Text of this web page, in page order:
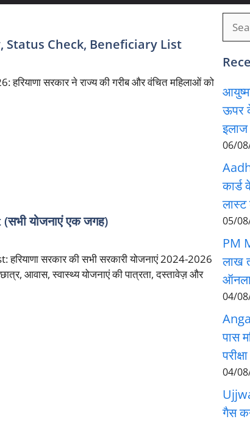
Status Check, Beneficiary List
सरकार ने राज्य की गरीब और वंचित महिलाओं को
योजनाएं एक जगह)
सरकार की सभी सरकारी योजनाएं 2024-2026
आवास, स्वास्थ्य योजनाएं की पात्रता, दस्तावेज़ और
ऊपर
इलाज
06/
05/
PM
लाख
04/
पास
04/
गैस